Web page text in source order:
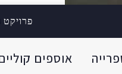
אוספים